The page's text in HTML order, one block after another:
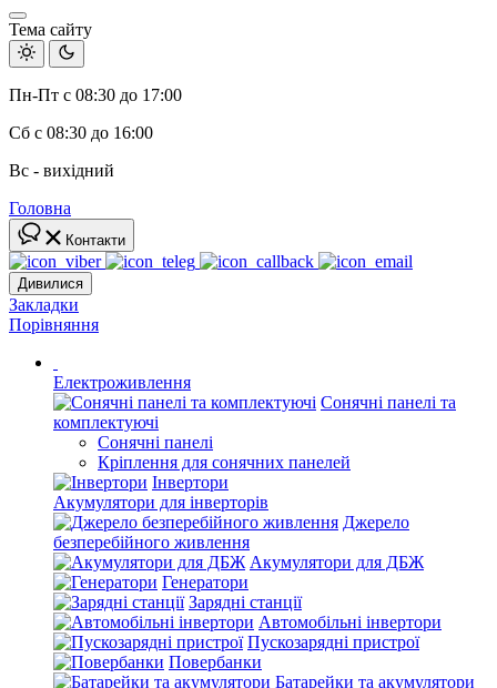
Тема сайту
Пн-Пт с 08:30 до 17:00
Сб с 08:30 до 16:00
Вс - вихідний
Головна
Контакти
Дивилися
Закладки
Порівняння
Електроживлення
Сонячні панелі та
комплектуючі
Сонячні панелі
Кріплення для сонячних панелей
Інвертори
Акумулятори для інверторів
Джерело
безперебійного живлення
Акумулятори для ДБЖ
Генератори
Зарядні станції
Автомобільні інвертори
Пускозарядні пристрої
Повербанки
Батарейки та акумулятори